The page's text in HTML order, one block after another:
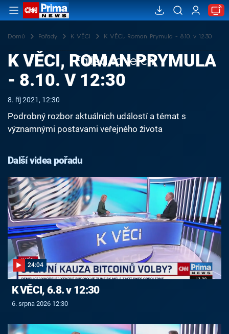
Domů Pořady K VĚCI K VĚCI, Roman Prymula - 8.10. v 12:30
Failed to fetch
K VĚCI, ROMAN PRYMULA
- 8.10. V 12:30
8. říj 2021, 12:30
Podrobný rozbor aktuálních událostí a témat s
významnými postavami veřejného života
Další videa pořadu
24:04
K VĚCI, 6.8. v 12:30
6. srpna 2026 12:30